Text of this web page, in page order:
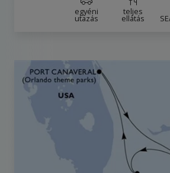
egyéni
utazás
teljes
ellátás